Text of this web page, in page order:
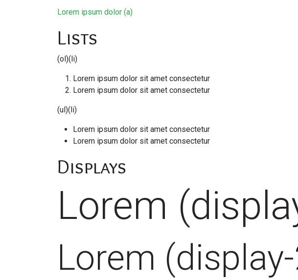
Lorem ipsum dolor (a)
Lists
(ol)(li)
Lorem ipsum dolor sit amet consectetur
Lorem ipsum dolor sit amet consectetur
(ul)(li)
Lorem ipsum dolor sit amet consectetur
Lorem ipsum dolor sit amet consectetur
Displays
Lorem
Lorem